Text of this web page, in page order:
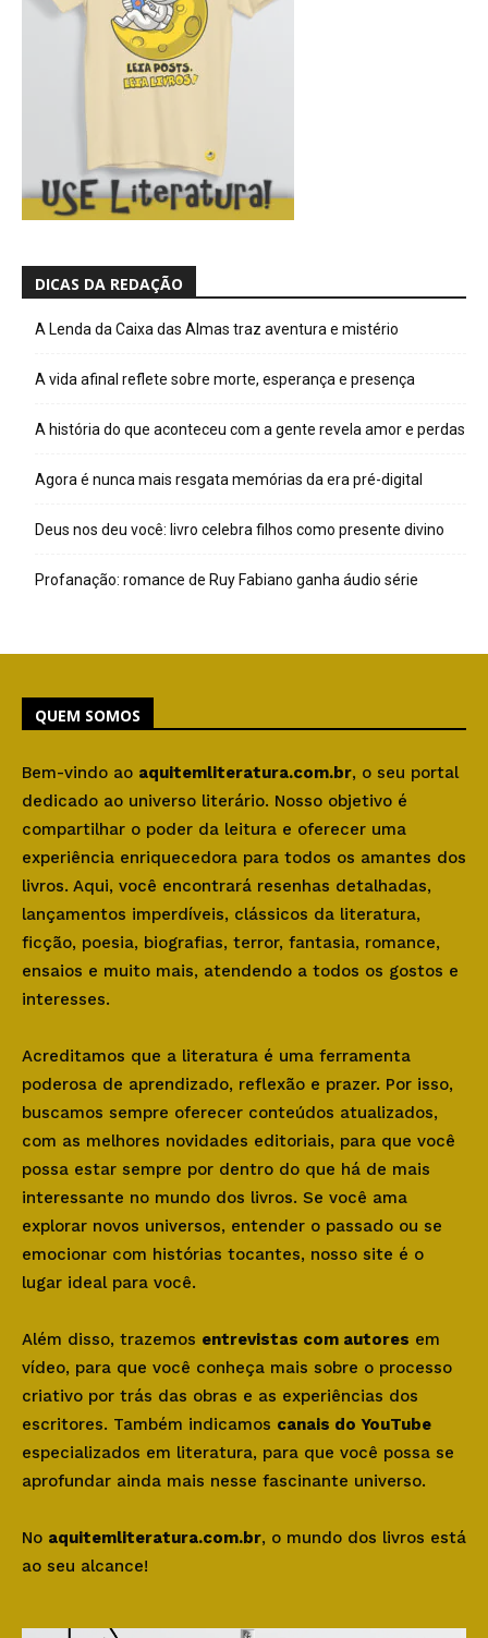
DICAS DA REDAÇÃO
A Lenda da Caixa das Almas traz aventura e mistério
A vida afinal reflete sobre morte, esperança e presença
A história do que aconteceu com a gente revela amor e perdas
Agora é nunca mais resgata memórias da era pré-digital
Deus nos deu você: livro celebra filhos como presente divino
Profanação: romance de Ruy Fabiano ganha áudio série
QUEM SOMOS
Bem-vindo ao aquitemliteratura.com.br, o seu portal
dedicado ao universo literário. Nosso objetivo é
compartilhar o poder da leitura e oferecer uma
experiência enriquecedora para todos os amantes dos
livros. Aqui, você encontrará resenhas detalhadas,
lançamentos imperdíveis, clássicos da literatura,
ficção, poesia, biografias, terror, fantasia, romance,
ensaios e muito mais, atendendo a todos os gostos e
interesses.
Acreditamos que a literatura é uma ferramenta
poderosa de aprendizado, reflexão e prazer. Por isso,
buscamos sempre oferecer conteúdos atualizados,
com as melhores novidades editoriais, para que você
possa estar sempre por dentro do que há de mais
interessante no mundo dos livros. Se você ama
explorar novos universos, entender o passado ou se
emocionar com histórias tocantes, nosso site é o
lugar ideal para você.
Além disso, trazemos entrevistas com autores em
vídeo, para que você conheça mais sobre o processo
criativo por trás das obras e as experiências dos
escritores. Também indicamos canais do YouTube
especializados em literatura, para que você possa se
aprofundar ainda mais nesse fascinante universo.
No aquitemliteratura.com.br, o mundo dos livros está
ao seu alcance!